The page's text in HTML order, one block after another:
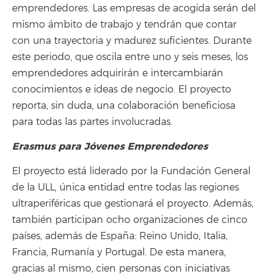
emprendedores. Las empresas de acogida serán del
mismo ámbito de trabajo y tendrán que contar
con una trayectoria y madurez suficientes. Durante
este periodo, que oscila entre uno y seis meses, los
emprendedores adquirirán e intercambiarán
conocimientos e ideas de negocio. El proyecto
reporta, sin duda, una colaboración beneficiosa
para todas las partes involucradas.
Erasmus para Jóvenes Emprendedores
El proyecto está liderado por la Fundación General
de la ULL, única entidad entre todas las regiones
ultraperiféricas que gestionará el proyecto. Además,
también participan ocho organizaciones de cinco
países, además de España: Reino Unido, Italia,
Francia, Rumanía y Portugal. De esta manera,
gracias al mismo, cien personas con iniciativas